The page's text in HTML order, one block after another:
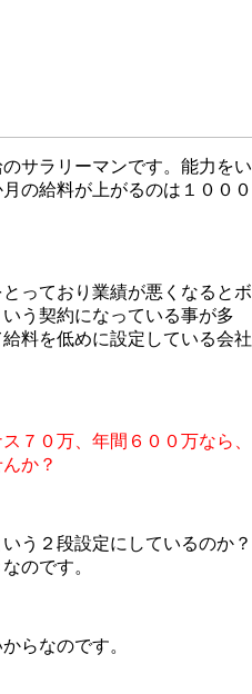
サラリーマンです。能力をい
の給料が上がるのは１０００
っており業績が悪くなるとボ
う契約になっている事が多
料を低めに設定している会社
７０万、年間６００万なら、
か？
う２段設定にしているのか？
のです。
らなのです。